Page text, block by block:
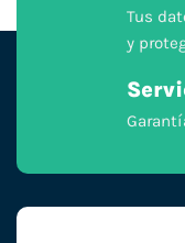
Tus
y